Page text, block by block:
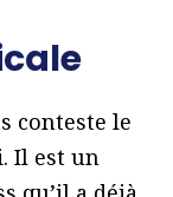
conteste le
Il est un